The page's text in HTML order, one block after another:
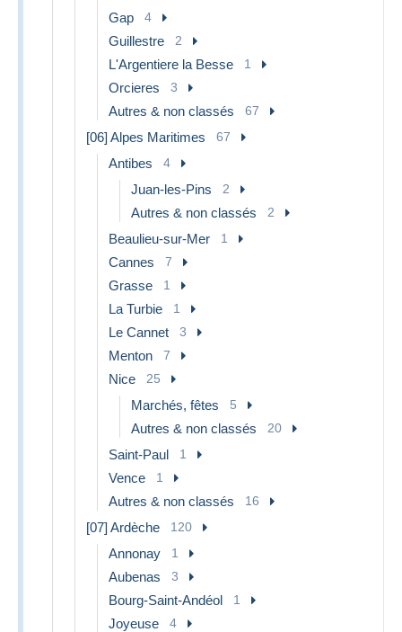
Gap 4
Guillestre 2
L'Argentiere la Besse 1
Orcieres 3
Autres & non classés 67
[06] Alpes Maritimes 67
Antibes 4
Juan-les-Pins 2
Autres & non classés 2
Beaulieu-sur-Mer 1
Cannes 7
Grasse 1
La Turbie 1
Le Cannet 3
Menton 7
Nice 25
Marchés, fêtes 5
Autres & non classés 20
Saint-Paul 1
Vence 1
Autres & non classés 16
[07] Ardèche 120
Annonay 1
Aubenas 3
Bourg-Saint-Andéol 1
Joyeuse 4